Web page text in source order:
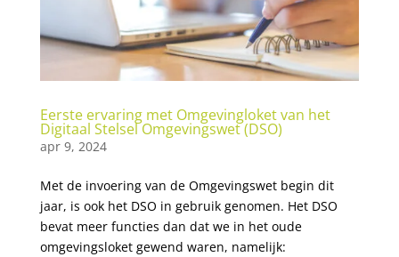
Eerste ervaring met Omgevingloket van het
Digitaal Stelsel Omgevingswet (DSO)
apr 9, 2024
Met de invoering van de Omgevingswet begin dit
jaar, is ook het DSO in gebruik genomen. Het DSO
bevat meer functies dan dat we in het oude
omgevingsloket gewend waren, namelijk: